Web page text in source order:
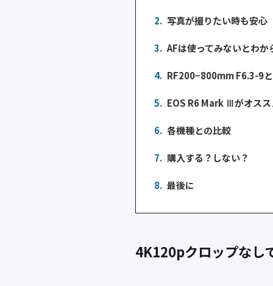
2. 写真が撮りたい時も安心
3. AFは使ってみないとわか
4. RF200−800mm F6.3-9
5. EOS R6 Mark Ⅲがオス
6. 各機種との比較
7. 購入する？しない？
8. 最後に
4K120pクロップなし